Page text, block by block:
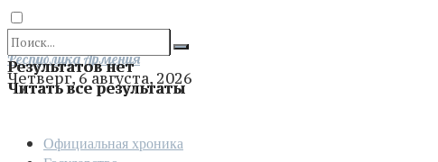
Результатов нет
Читать все результаты
Отправить
Республика Армения
Четверг, 6 августа, 2026
Официальная хроника